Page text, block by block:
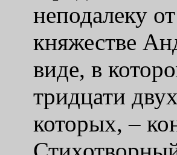
неподалеку
княжестве
виде, в
тридцати
которых, –